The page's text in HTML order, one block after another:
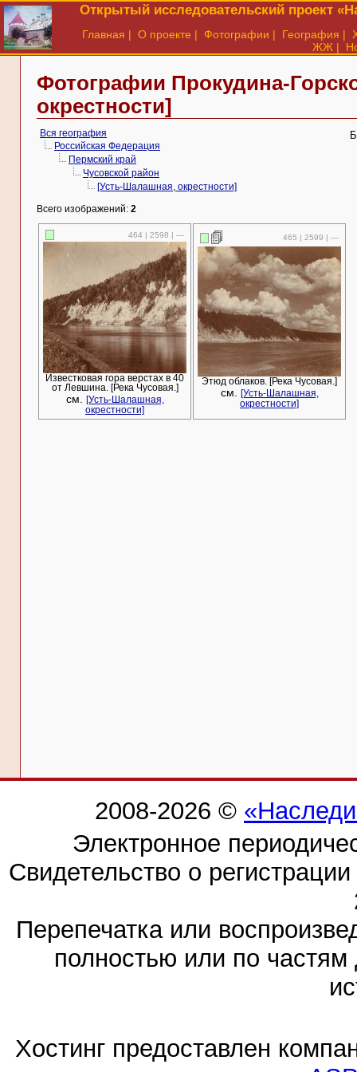
Открытый исследовательский проект
Главная | О проекте | Фотографии | География |
ЖЖ |
Фотографии Прокудина-
окрестности]
Вся география
Российская Федерация
Пермский край
Чусовской район
[Усть-Шалашная, окрестности]
Всего изображений: 2
464 | 2598 | —
Известковая гора верстах в 40
от Левшина. [Река Чусовая.]
см.
[Усть-Шалашная,
окрестности]
465 | 2599 | —
Этюд облаков. [Река Чусовая.]
см.
[Усть-Шалашная,
окрестности]
2008-2026 ©
Электронное
Свидетельство о
Перепечатка или
полностью или по частям
Хостинг предоставлен